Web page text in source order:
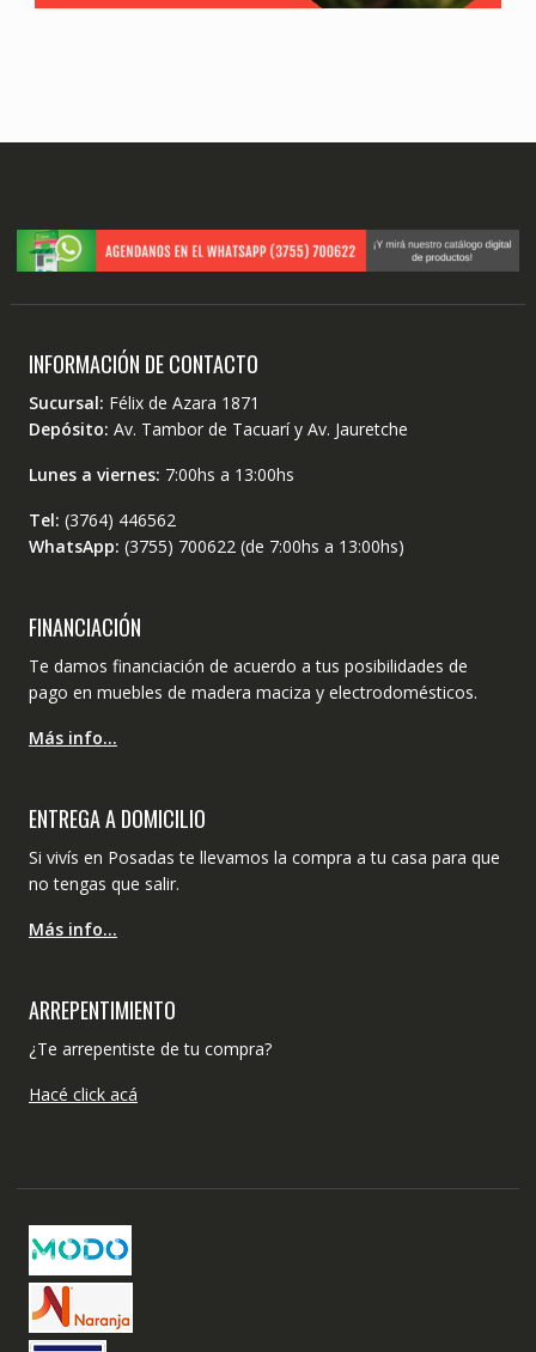
INFORMACIÓN DE CONTACTO
Sucursal: Félix de Azara 1871
Depósito: Av. Tambor de Tacuarí y Av. Jauretche
Lunes a viernes: 7:00hs a 13:00hs
Tel: (3764) 446562
WhatsApp: (3755) 700622 (de 7:00hs a 13:00hs)
FINANCIACIÓN
Te damos financiación de acuerdo a tus posibilidades de
pago en muebles de madera maciza y electrodomésticos.
Más info…
ENTREGA A DOMICILIO
Si vivís en Posadas te llevamos la compra a tu casa para que
no tengas que salir.
Más info…
ARREPENTIMIENTO
¿Te arrepentiste de tu compra?
Hacé click acá